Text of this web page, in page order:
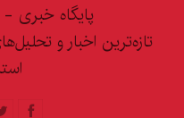
پایگاه خبری -
تازه‌ترین اخبار و